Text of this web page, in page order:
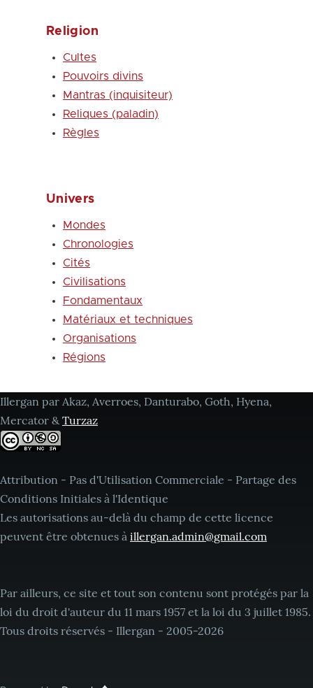
Religion
Cultes
Pouvoirs divins
Mantras (inquisiteur)
Reliques (paladin)
Règles
Univers
Mondes
Chronologies
Cités
Civilisations
Fondamentaux
Matériaux et techniques
Organisations
Régions
Illergan par Akaz, Averroes, Danturabo, Goth, Hyena,
Mercator & Turzaz
Attribution - Pas d'Utilisation Commerciale - Partage des
Conditions Initiales à l'Identique
Les autorisations au-delà du champ de cette licence
peuvent être obtenues à illergan.admin@gmail.com
Par ailleurs, ce site et tout son contenu sont protégés par la
loi du droit d'auteur du 11 mars 1957 et la loi du 3 juillet 1985.
Tous droits réservés - Illergan - 2005-2026